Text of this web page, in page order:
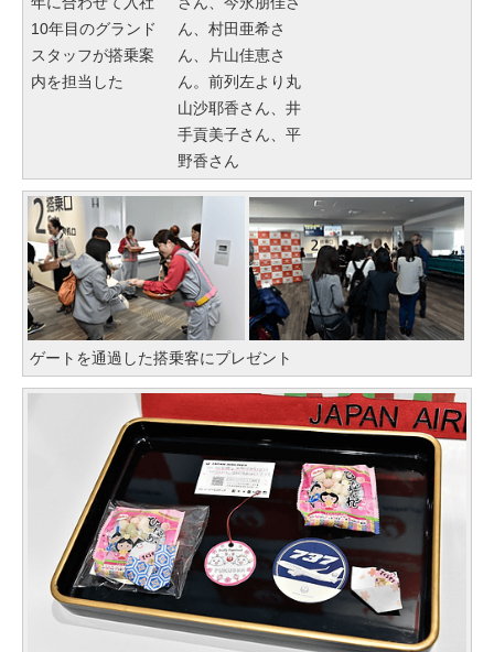
10年目のグランド
スタッフが搭乗案
内を担当した
ん、村田亜希さ
ん、片山佳恵さ
ん。前列左より丸
山沙耶香さん、井
手貢美子さん、平
野香さん
ゲートを通過した搭乗客にプレゼント